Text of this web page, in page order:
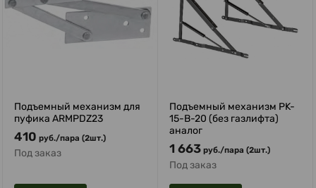
Подъемный механизм для
пуфика ARMPDZ23
410 руб./пара (2шт.)
Под заказ
Подъемный механизм PK-
15-B-20 (без газлифта)
аналог
1 663 руб./пара (2шт.)
Под заказ